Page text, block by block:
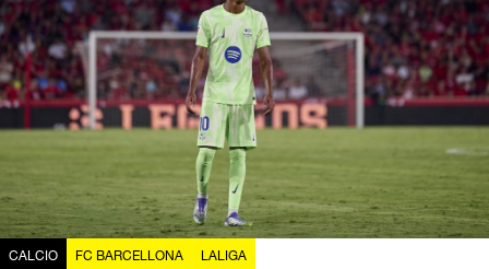
CALCIO FC BARCELLONA LALIGA